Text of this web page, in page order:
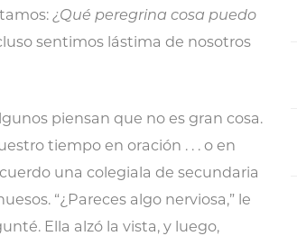
¿Qué peregrina cosa puedo
sentimos lástima de nosotros
piensan que no es gran cosa.
tiempo en oración . . . o en
una colegiala de secundaria
“¿Pareces algo nerviosa,” le
Ella alzó la vista, y luego,